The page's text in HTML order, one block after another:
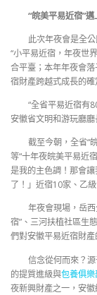
“皖美平易近宿”
此次年夜會是全
“小平易近宿，年夜世
合平臺；本年年夜會
宿財產跨越式成長的確
“全省平易近宿有
安徽省文明和游玩廳
截至今朝，全省“
等“十年夜皖美平易近
是我的主色調！那會
了！」近宿10家、乙
年夜會現場，岳
宿”、三河扶植社區生
們對安徽平易近宿財產
信念從何而來？
的提質進級與包養俱樂
夜新興財產之一，安